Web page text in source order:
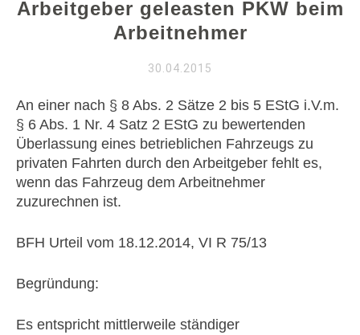
Arbeitgeber geleasten PKW beim
Arbeitnehmer
30.04.2015
An einer nach § 8 Abs. 2 Sätze 2 bis 5 EStG i.V.m.
§ 6 Abs. 1 Nr. 4 Satz 2 EStG zu bewertenden
Überlassung eines betrieblichen Fahrzeugs zu
privaten Fahrten durch den Arbeitgeber fehlt es,
wenn das Fahrzeug dem Arbeitnehmer
zuzurechnen ist.
BFH Urteil vom 18.12.2014, VI R 75/13
Begründung:
Es entspricht mittlerweile ständiger